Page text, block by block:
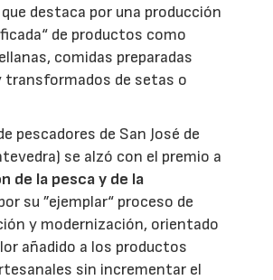
destaca por una producción
de productos como
comidas preparadas
transformados de setas o
pescadores de San José de
se alzó con el premio a
de la pesca y de la
su ”ejemplar“ proceso de
y modernización, orientado
añadido a los productos
sin incrementar el